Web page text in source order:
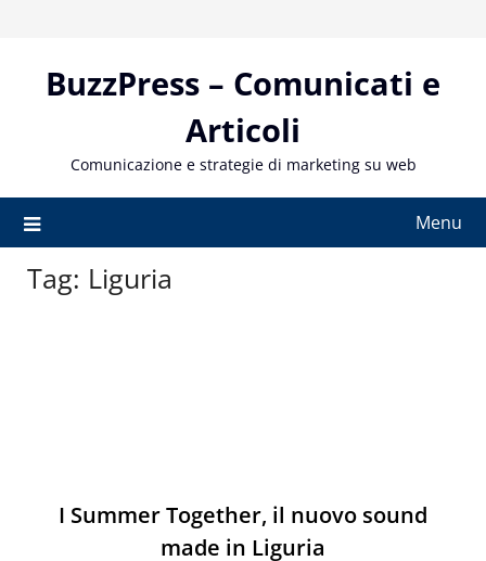
contentBuzzPress – Comunicati e
Articoli
Comunicazione e strategie di marketing su web
Menu
Tag: Liguria
I Summer Together, il nuovo sound
made in Liguria